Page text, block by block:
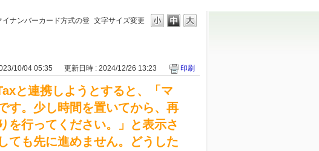
文字サイズ変更
イナンバーカード方式の登
10/04 05:35 更新日時 : 2024/12/26 13:23 印刷
と連携しようとすると、「マ
す。少し時間を置いてから、再
を行ってください。」と表示さ
ても先に進めません。どうした